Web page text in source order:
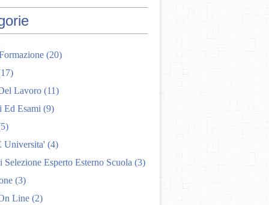
(20)
Lavoro (11)
Ed Esami (9)
Universita' (4)
Esperto Esterno Scuola (3)
(3)
Line (2)